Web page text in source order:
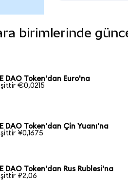
birimlerinde
DAO Token'dan Euro'na
€0,0215
DAO Token'dan Çin Yuanı'na
¥0,1675
DAO Token'dan Rus Rublesi'na
₽2,06